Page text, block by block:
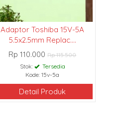
Adaptor Toshiba 15V-5A
5.5x2.5mm Replac....
Rp 110.000Rp 115.500
Stok:
Tersedia
Kode: 15v-5a
Detail Produk